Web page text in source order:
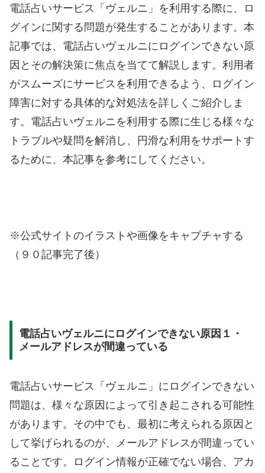
電話占いサービス「ヴェルニ」を利用する際に、ロ
グインに関する問題が発生することがあります。本
記事では、電話占いヴェルニにログインできない原
因とその解決策に焦点を当てて解説します。利用者
がスムーズにサービスを利用できるよう、ログイン
障害に対する具体的な対処法を詳しくご紹介しま
す。電話占いヴェルニを利用する際に生じる様々な
トラブルや疑問を解消し、円滑な利用をサポートす
るために、本記事を参考にしてください。
※公式サイトのイラストや画像をキャプチャする
（９０記事完了後）
電話占いヴェルニにログインできない原因１・
メールアドレスが間違っている
電話占いサービス「ヴェルニ」にログインできない
問題は、様々な原因によって引き起こされる可能性
があります。その中でも、最初に考えられる原因と
して挙げられるのが、メールアドレスが間違ってい
ることです。ログイン情報が正確でない場合、アカ